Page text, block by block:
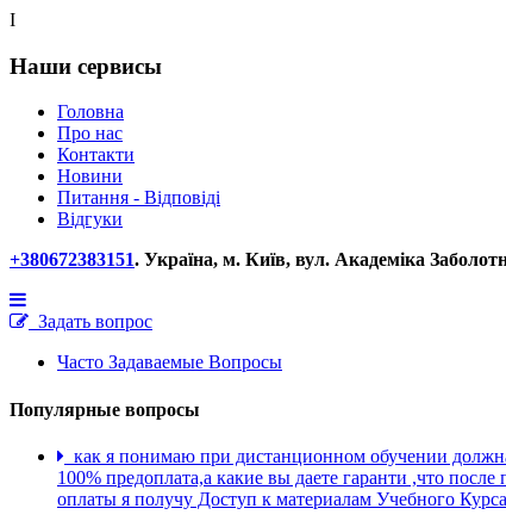
Наши сервисы
Головна
Про нас
Контакти
Новини
Питання - Відповіді
Відгуки
+380672383151. Україна, м. Київ, вул. Академіка
Задать вопрос
Часто Задаваемые Вопросы
Популярные вопросы
как я понимаю при дистанционном обучении
100% предоплата,а какие вы даете гаранти ,что после
оплаты я получу Доступ к материалам Учебного